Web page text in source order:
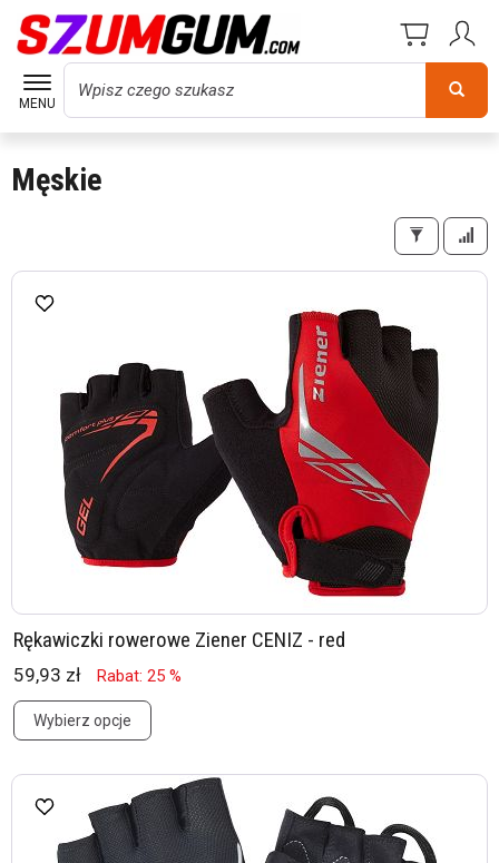
MENU
Wyszukaj
Męskie
Rękawiczki rowerowe Ziener CENIZ - red
59,93 zł Rabat: 25 %
Wybierz opcje